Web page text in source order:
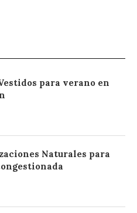
para verano en
Naturales para